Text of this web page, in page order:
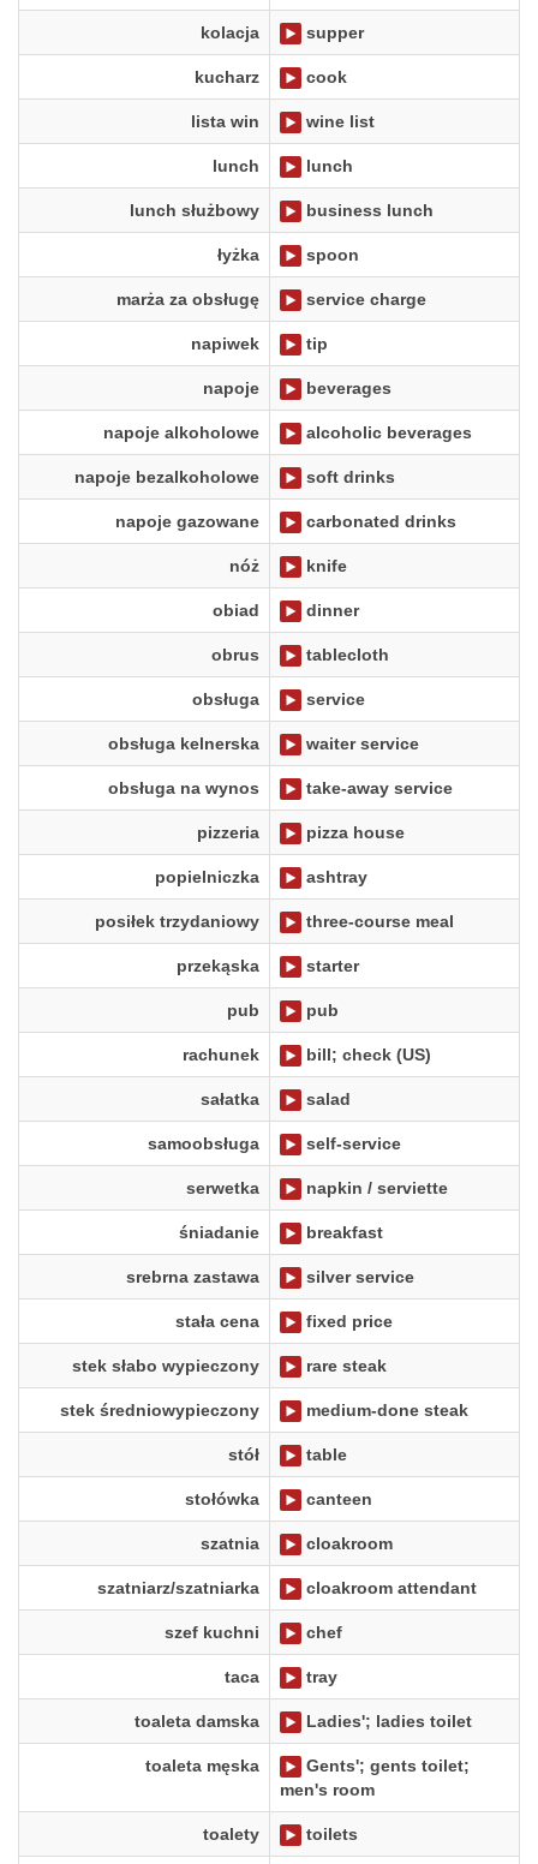
kolacja supper
kucharz cook
lista win wine list
lunch lunch
lunch służbowy business lunch
łyżka spoon
marża za obsługę service charge
napiwek tip
napoje beverages
napoje alkoholowe alcoholic beverages
napoje bezalkoholowe soft drinks
napoje gazowane carbonated drinks
nóż knife
obiad dinner
obrus tablecloth
obsługa service
obsługa kelnerska waiter service
obsługa na wynos take-away service
pizzeria pizza house
popielniczka ashtray
posiłek trzydaniowy three-course meal
przekąska starter
pub pub
rachunek bill; check (US)
sałatka salad
samoobsługa self-service
serwetka napkin / serviette
śniadanie breakfast
srebrna zastawa silver service
stała cena fixed price
stek słabo wypieczony rare steak
stek średniowypieczony medium-done steak
stół table
stołówka canteen
szatnia cloakroom
szatniarz/szatniarka cloakroom attendant
szef kuchni chef
taca tray
toaleta damska Ladies'; ladies toilet
toaleta męska
Gents'; gents toilet;
men's room
toalety toilets